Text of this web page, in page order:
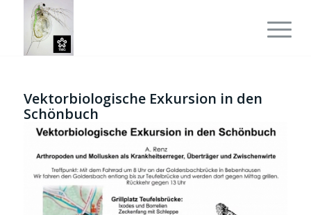
Vektorbiologische Exkursion in den
Schönbuch